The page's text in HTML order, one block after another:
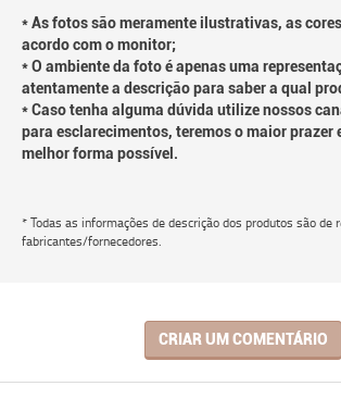
* As fotos são meramente ilustrativas, as
acordo com o monitor;
* O ambiente da foto é apenas uma
atentamente a descrição para saber a qual
* Caso tenha alguma dúvida utilize nossos
para esclarecimentos, teremos o maior prazer
melhor forma possível.
* Todas as informações de descrição dos produtos são de
fabricantes/fornecedores.
CRIAR UM COMENTÁRIO